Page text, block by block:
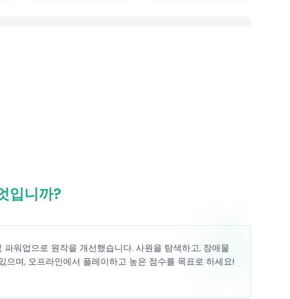
입니까?
워업으로 원작을 개선했습니다. 사원을 탐색하고, 장애물
며, 오프라인에서 플레이하고 높은 점수를 목표로 하세요!